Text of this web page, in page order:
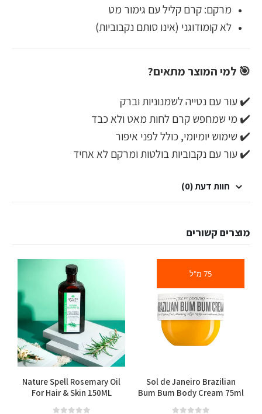
מרקם: קרם קליל עם גימור מט
לא קומודוגני (אינו סותם נקבוביות)
🎯 למי המוצר מתאים?
✔️ עור עם נטייה לשמנוניות וברק
✔️ מי שמחפש קרם לחות מאט ולא כבד
✔️ שימוש יומיומי, כולל לפני איפור
✔️ עור עם נקבוביות בולטות ומרקם לא אחיד
חוות דעת (0)
מוצרים קשורים
75 מ"ל
Sol de Janeiro Brazilian
Bum Bum Body Cream 75ml
Nature Spell Rosemary Oil
For Hair & Skin 150ML